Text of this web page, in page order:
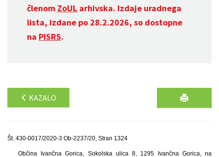
členom ZoUL arhivska. Izdaje uradnega
lista, izdane po 28.2.2026, so dostopne
na PISRS.
KAZALO
Št. 430-0017/2020-3 Ob-2237/20, Stran 1324
Občina Ivančna Gorica, Sokolska ulica 8, 1295 Ivančna Gorica, na